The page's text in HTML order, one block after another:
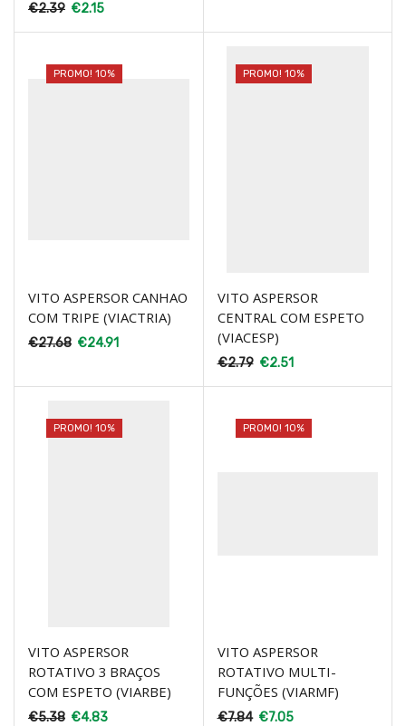
€2.39 €2.15
PROMO! 10%
VITO ASPERSOR CANHAO
COM TRIPE (VIACTRIA)
€27.68 €24.91
PROMO! 10%
VITO ASPERSOR
CENTRAL COM ESPETO
(VIACESP)
€2.79 €2.51
PROMO! 10%
VITO ASPERSOR
ROTATIVO 3 BRAÇOS
COM ESPETO (VIARBE)
€5.38 €4.83
PROMO! 10%
VITO ASPERSOR
ROTATIVO MULTI-
FUNÇÕES (VIARMF)
€7.84 €7.05